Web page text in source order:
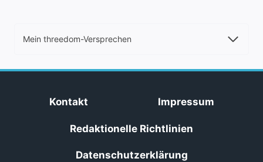
Mein threedom-Versprechen
Kontakt Impressum
Redaktionelle Richtlinien
Datenschutzerklärung